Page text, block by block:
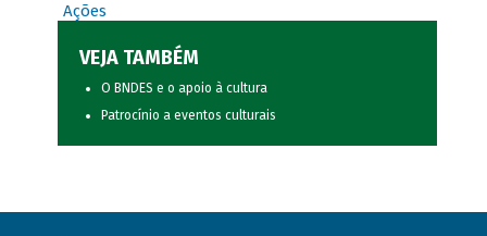
Ações
VEJA TAMBÉM
O BNDES e o apoio à cultura
Patrocínio a eventos culturais